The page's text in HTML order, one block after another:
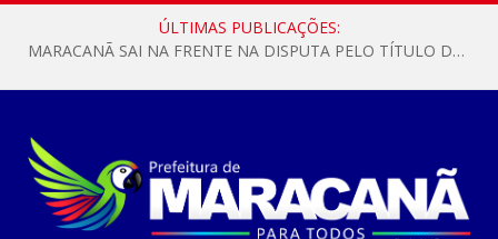
ÚLTIMAS PUBLICAÇÕES:
MARACANÃ SAI NA FRENTE NA DISPUTA PELO TÍTULO DA COPA PARÁ SUB-17!